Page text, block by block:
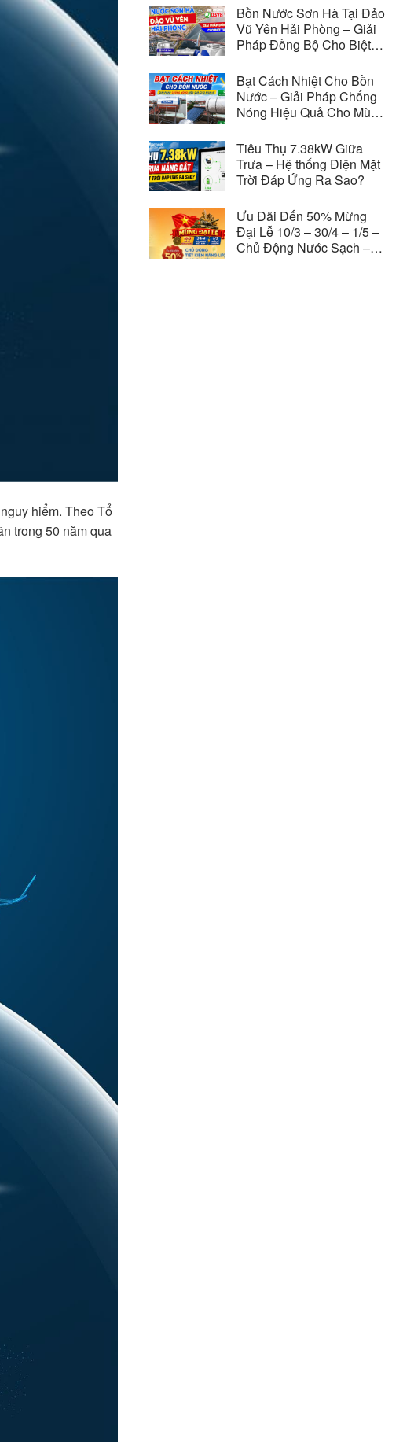
hiểm. Theo Tổ
trong 50 năm qua
Bồn Nước Sơn Hà Tại Đảo
Vũ Yên Hải Phòng – Giải
Pháp Đồng Bộ Cho Biệt
Island
Bạt Cách Nhiệt Cho Bồn
Nước – Giải Pháp Chống
Nóng Hiệu Quả Cho Mùa
Tiêu Thụ 7.38kW Giữa
Trưa – Hệ thống Điện Mặt
Trời Đáp Ứng Ra Sao?
Ưu Đãi Đến 50% Mừng
Đại Lễ 10/3 – 30/4 – 1/5 –
Chủ Động Nước Sạch –